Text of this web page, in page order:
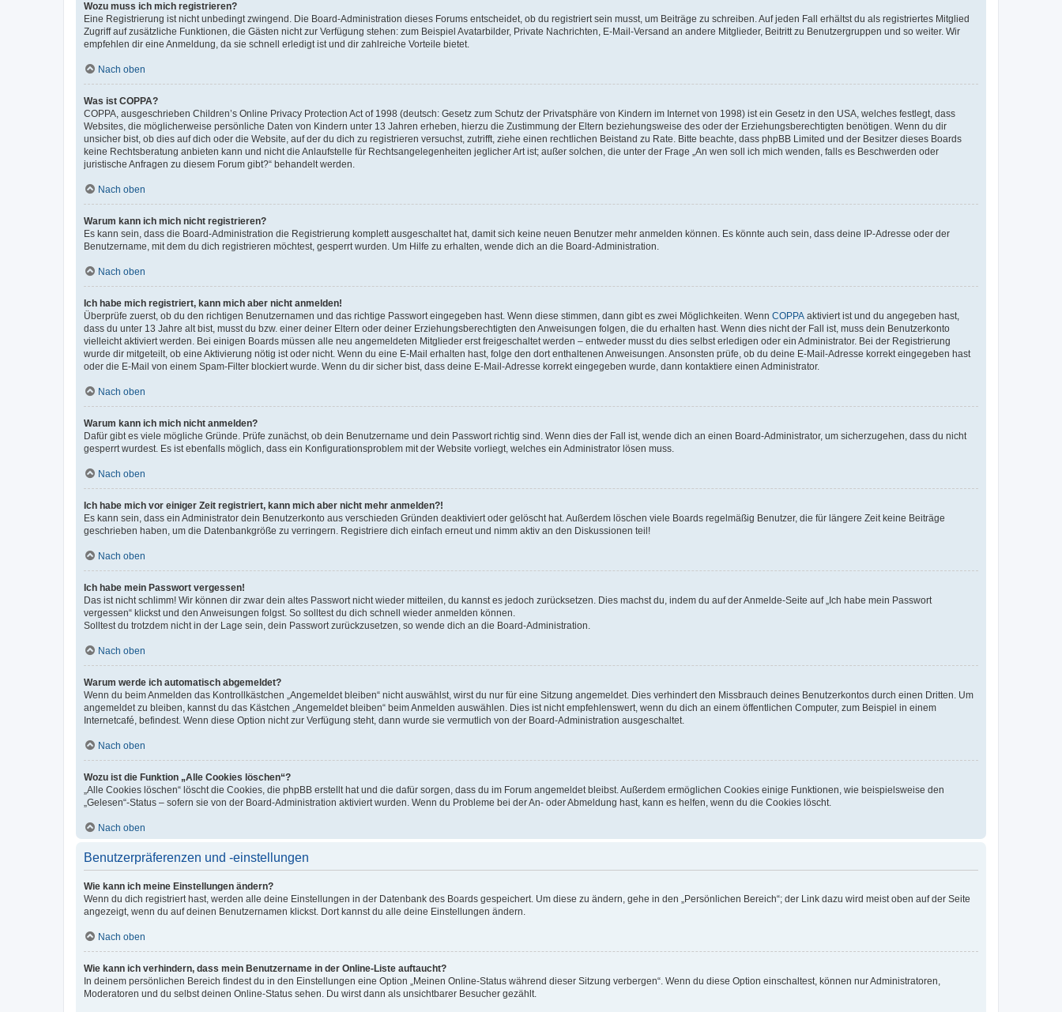
Wozu muss ich mich registrieren?
Eine Registrierung ist nicht unbedingt zwingend. Die Board-Administration dieses Forums entscheidet, ob du registriert sein musst, um Beiträge zu schreiben. Auf jeden Fall erhältst du als registriertes Mitglied
Zugriff auf zusätzliche Funktionen, die Gästen nicht zur Verfügung stehen: zum Beispiel Avatarbilder, Private Nachrichten, E-Mail-Versand an andere Mitglieder, Beitritt zu Benutzergruppen und so weiter. Wir
empfehlen dir eine Anmeldung, da sie schnell erledigt ist und dir zahlreiche Vorteile bietet.
Nach oben
Was ist COPPA?
COPPA, ausgeschrieben Children’s Online Privacy Protection Act of 1998 (deutsch: Gesetz zum Schutz der Privatsphäre von Kindern im Internet von 1998) ist ein Gesetz in den USA, welches festlegt, dass
Websites, die möglicherweise persönliche Daten von Kindern unter 13 Jahren erheben, hierzu die Zustimmung der Eltern beziehungsweise des oder der Erziehungsberechtigten benötigen. Wenn du dir
unsicher bist, ob dies auf dich oder die Website, auf der du dich zu registrieren versuchst, zutrifft, ziehe einen rechtlichen Beistand zu Rate. Bitte beachte, dass phpBB Limited und der Besitzer dieses Boards
keine Rechtsberatung anbieten kann und nicht die Anlaufstelle für Rechtsangelegenheiten jeglicher Art ist; außer solchen, die unter der Frage „An wen soll ich mich wenden, falls es Beschwerden oder
juristische Anfragen zu diesem Forum gibt?“ behandelt werden.
Nach oben
Warum kann ich mich nicht registrieren?
Es kann sein, dass die Board-Administration die Registrierung komplett ausgeschaltet hat, damit sich keine neuen Benutzer mehr anmelden können. Es könnte auch sein, dass deine IP-Adresse oder der
Benutzername, mit dem du dich registrieren möchtest, gesperrt wurden. Um Hilfe zu erhalten, wende dich an die Board-Administration.
Nach oben
Ich habe mich registriert, kann mich aber nicht anmelden!
Überprüfe zuerst, ob du den richtigen Benutzernamen und das richtige Passwort eingegeben hast. Wenn diese stimmen, dann gibt es zwei Möglichkeiten. Wenn COPPA aktiviert ist und du angegeben hast,
dass du unter 13 Jahre alt bist, musst du bzw. einer deiner Eltern oder deiner Erziehungsberechtigten den Anweisungen folgen, die du erhalten hast. Wenn dies nicht der Fall ist, muss dein Benutzerkonto
vielleicht aktiviert werden. Bei einigen Boards müssen alle neu angemeldeten Mitglieder erst freigeschaltet werden – entweder musst du dies selbst erledigen oder ein Administrator. Bei der Registrierung
wurde dir mitgeteilt, ob eine Aktivierung nötig ist oder nicht. Wenn du eine E-Mail erhalten hast, folge den dort enthaltenen Anweisungen. Ansonsten prüfe, ob du deine E-Mail-Adresse korrekt eingegeben hast
oder die E-Mail von einem Spam-Filter blockiert wurde. Wenn du dir sicher bist, dass deine E-Mail-Adresse korrekt eingegeben wurde, dann kontaktiere einen Administrator.
Nach oben
Warum kann ich mich nicht anmelden?
Dafür gibt es viele mögliche Gründe. Prüfe zunächst, ob dein Benutzername und dein Passwort richtig sind. Wenn dies der Fall ist, wende dich an einen Board-Administrator, um sicherzugehen, dass du nicht
gesperrt wurdest. Es ist ebenfalls möglich, dass ein Konfigurationsproblem mit der Website vorliegt, welches ein Administrator lösen muss.
Nach oben
Ich habe mich vor einiger Zeit registriert, kann mich aber nicht mehr anmelden?!
Es kann sein, dass ein Administrator dein Benutzerkonto aus verschieden Gründen deaktiviert oder gelöscht hat. Außerdem löschen viele Boards regelmäßig Benutzer, die für längere Zeit keine Beiträge
geschrieben haben, um die Datenbankgröße zu verringern. Registriere dich einfach erneut und nimm aktiv an den Diskussionen teil!
Nach oben
Ich habe mein Passwort vergessen!
Das ist nicht schlimm! Wir können dir zwar dein altes Passwort nicht wieder mitteilen, du kannst es jedoch zurücksetzen. Dies machst du, indem du auf der Anmelde-Seite auf „Ich habe mein Passwort
vergessen“ klickst und den Anweisungen folgst. So solltest du dich schnell wieder anmelden können.
Solltest du trotzdem nicht in der Lage sein, dein Passwort zurückzusetzen, so wende dich an die Board-Administration.
Nach oben
Warum werde ich automatisch abgemeldet?
Wenn du beim Anmelden das Kontrollkästchen „Angemeldet bleiben“ nicht auswählst, wirst du nur für eine Sitzung angemeldet. Dies verhindert den Missbrauch deines Benutzerkontos durch einen Dritten. Um
angemeldet zu bleiben, kannst du das Kästchen „Angemeldet bleiben“ beim Anmelden auswählen. Dies ist nicht empfehlenswert, wenn du dich an einem öffentlichen Computer, zum Beispiel in einem
Internetcafé, befindest. Wenn diese Option nicht zur Verfügung steht, dann wurde sie vermutlich von der Board-Administration ausgeschaltet.
Nach oben
Wozu ist die Funktion „Alle Cookies löschen“?
„Alle Cookies löschen“ löscht die Cookies, die phpBB erstellt hat und die dafür sorgen, dass du im Forum angemeldet bleibst. Außerdem ermöglichen Cookies einige Funktionen, wie beispielsweise den
„Gelesen“-Status – sofern sie von der Board-Administration aktiviert wurden. Wenn du Probleme bei der An- oder Abmeldung hast, kann es helfen, wenn du die Cookies löscht.
Nach oben
Benutzerpräferenzen und -einstellungen
Wie kann ich meine Einstellungen ändern?
Wenn du dich registriert hast, werden alle deine Einstellungen in der Datenbank des Boards gespeichert. Um diese zu ändern, gehe in den „Persönlichen Bereich“; der Link dazu wird meist oben auf der Seite
angezeigt, wenn du auf deinen Benutzernamen klickst. Dort kannst du alle deine Einstellungen ändern.
Nach oben
Wie kann ich verhindern, dass mein Benutzername in der Online-Liste auftaucht?
In deinem persönlichen Bereich findest du in den Einstellungen eine Option „Meinen Online-Status während dieser Sitzung verbergen“. Wenn du diese Option einschaltest, können nur Administratoren,
Moderatoren und du selbst deinen Online-Status sehen. Du wirst dann als unsichtbarer Besucher gezählt.